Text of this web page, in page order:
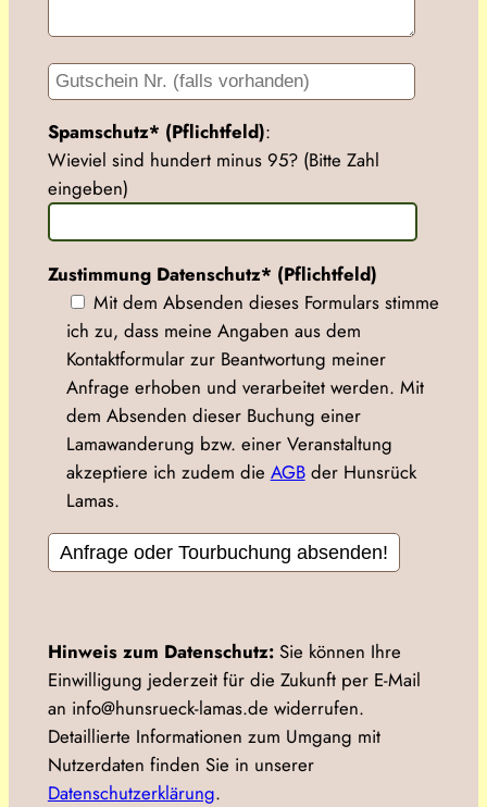
Spamschutz* (Pflichtfeld):
Wieviel sind hundert minus 95? (Bitte Zahl
eingeben)
Zustimmung Datenschutz* (Pflichtfeld)
Mit dem Absenden dieses Formulars stimme
ich zu, dass meine Angaben aus dem
Kontaktformular zur Beantwortung meiner
Anfrage erhoben und verarbeitet werden. Mit
dem Absenden dieser Buchung einer
Lamawanderung bzw. einer Veranstaltung
akzeptiere ich zudem die AGBder Hunsrück
Lamas.
Hinweis zum Datenschutz:Sie können Ihre
Einwilligung jederzeit für die Zukunft per E-Mail
an info@hunsrueck-lamas.de widerrufen.
Detaillierte Informationen zum Umgang mit
Nutzerdaten finden Sie in unserer
Datenschutzerklärung.